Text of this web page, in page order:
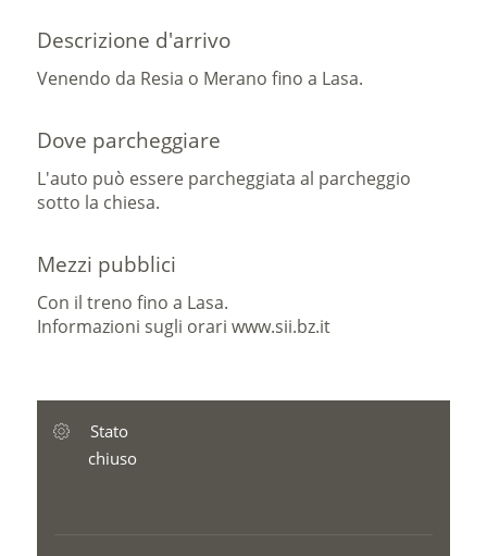
Descrizione d'arrivo
Venendo da Resia o Merano fino a Lasa.
Dove parcheggiare
L'auto può essere parcheggiata al parcheggio
sotto la chiesa.
Mezzi pubblici
Con il treno fino a Lasa.
Informazioni sugli orari www.sii.bz.it
Stato
chiuso